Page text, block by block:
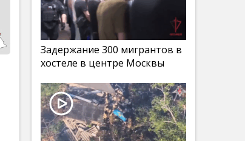
Задержание 300 мигрантов в
хостеле в центре Москвы